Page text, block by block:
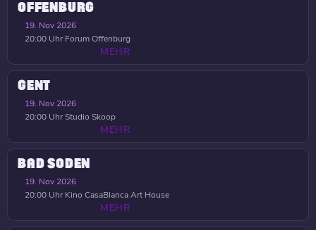
OFFENBURG
19. Nov 2026
20:00 Uhr Forum Offenburg
MEHR
GENT
19. Nov 2026
20:00 UhrStudio Skoop
MEHR
BAD SODEN
19. Nov 2026
20:00 Uhr Kino CasaBlanca Art House
MEHR